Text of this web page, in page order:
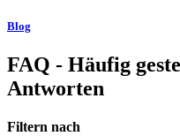
Blog
FAQ - Häufig
Antworten
Filtern nach